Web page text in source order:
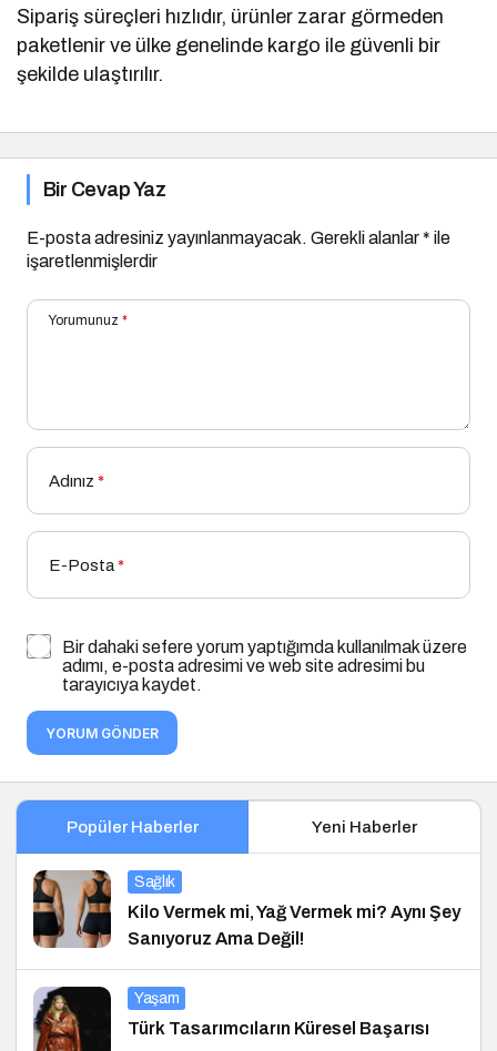
Sipariş süreçleri hızlıdır, ürünler zarar görmeden
paketlenir ve ülke genelinde kargo ile güvenli bir
şekilde ulaştırılır.
Bir Cevap Yaz
E-posta adresiniz yayınlanmayacak. Gerekli alanlar* ile
işaretlenmişlerdir
Yorumunuz *
Adınız *
E-Posta*
Bir dahaki sefere yorum yaptığımda kullanılmak üzere
adımı, e-posta adresimi ve web site adresimi bu
tarayıcıya kaydet.
YORUM GÖNDER
Popüler Haberler Yeni Haberler
Sağlık
Kilo Vermek mi, Yağ Vermek mi? Aynı Şey
Sanıyoruz Ama Değil!
Yaşam
Türk Tasarımcıların Küresel Başarısı